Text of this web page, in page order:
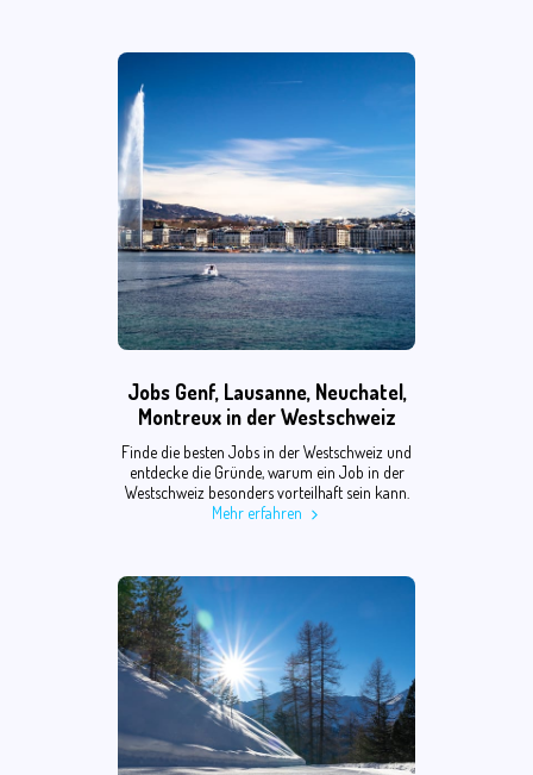
Jobs Genf, Lausanne, Neuchatel,
Montreux in der Westschweiz
Finde die besten Jobs in der Westschweiz und
entdecke die Gründe, warum ein Job in der
Westschweiz besonders vorteilhaft sein kann.
Mehr erfahren